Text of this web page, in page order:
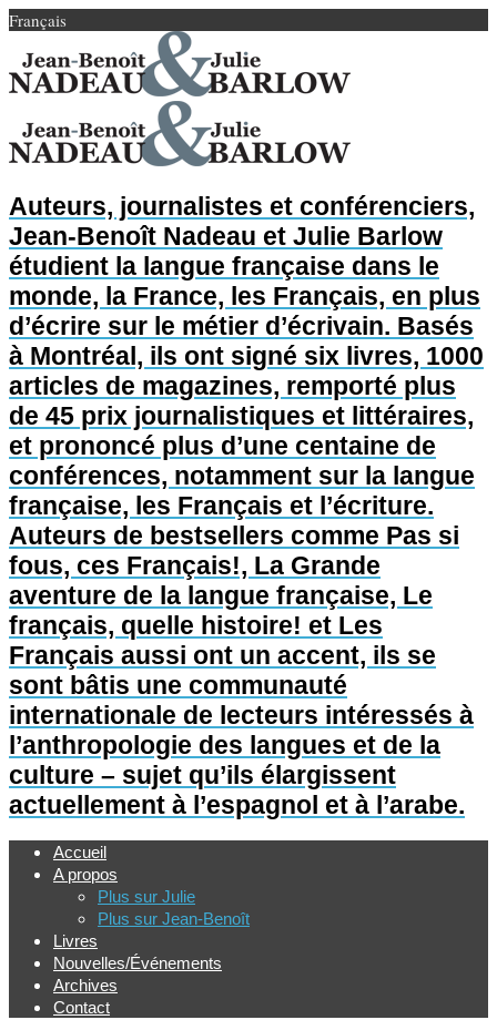
Français
Auteurs, journalistes et conférenciers,
Jean-Benoît Nadeau et Julie Barlow
étudient la langue française dans le
monde, la France, les Français, en plus
d’écrire sur le métier d’écrivain. Basés
à Montréal, ils ont signé six livres, 1000
articles de magazines, remporté plus
de 45 prix journalistiques et littéraires,
et prononcé plus d’une centaine de
conférences, notamment sur la langue
française, les Français et l’écriture.
Auteurs de bestsellers comme Pas si
fous, ces Français!, La Grande
aventure de la langue française, Le
français, quelle histoire! et Les
Français aussi ont un accent, ils se
sont bâtis une communauté
internationale de lecteurs intéressés à
l’anthropologie des langues et de la
culture – sujet qu’ils élargissent
actuellement à l’espagnol et à l’arabe.
Accueil
A propos
Plus sur Julie
Plus sur Jean-Benoît
Livres
Nouvelles/Événements
Archives
Contact